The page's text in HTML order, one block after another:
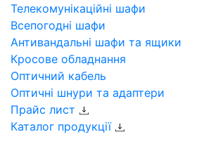
Телекомунікаційні шафи
Всепогодні шафи
Антивандальні шафи та ящики
Кросове обладнання
Оптичний кабель
Оптичні шнури та адаптери
Прайс лист
Каталог продукції